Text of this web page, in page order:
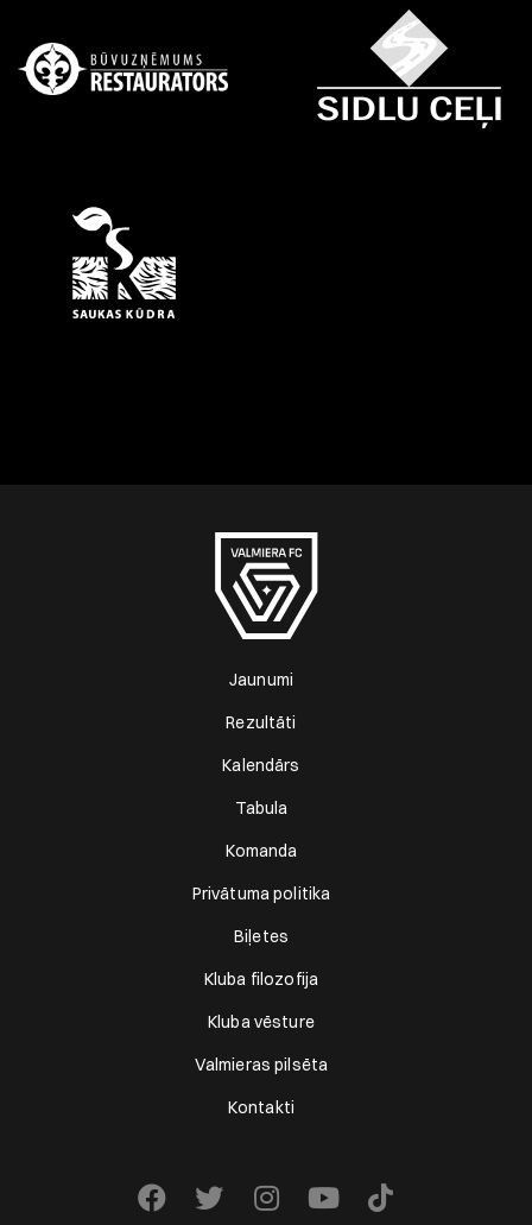
Jaunumi
Rezultāti
Kalendārs
Tabula
Komanda
Privātuma politika
Biļetes
Kluba filozofija
Kluba vēsture
Valmieras pilsēta
Kontakti